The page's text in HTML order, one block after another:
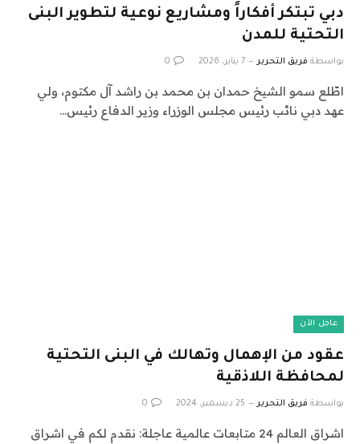
دبي تبتكر أفكاراً ومشاريع نوعية لتطوير البنى
التحتية للمدن
بواسطة فريق التحرير 7 يناير، 2026 0
اطّلع سمو الشيخ حمدان بن محمد بن راشد آل مكتوم، ولي
عهد دبي نائب رئيس مجلس الوزراء وزير الدفاع رئيس…
عاجل الآن
عقود من الإهمال وتهالك في البنى التحتية
لمحافظة اللاذقية
بواسطة فريق التحرير 25 ديسمبر، 2024 0
اشراق العالم 24 متابعات عالمية عاجلة: نقدم لكم في اشراق